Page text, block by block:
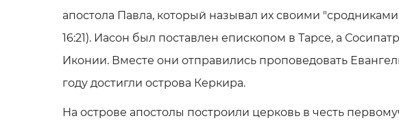
апостола Павла, который называл их своими
16:21). Иасон был поставлен епископом в Тарсе, а
Иконии. Вместе они отправились проповедовать
году достигли острова Керкира.
На острове апостолы построили церковь в честь